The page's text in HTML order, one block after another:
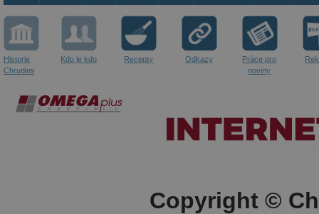
Historie
Chrudimi
Kdo je kdo Recepty Odkazy
Práce pro
noviny
Copyright ©